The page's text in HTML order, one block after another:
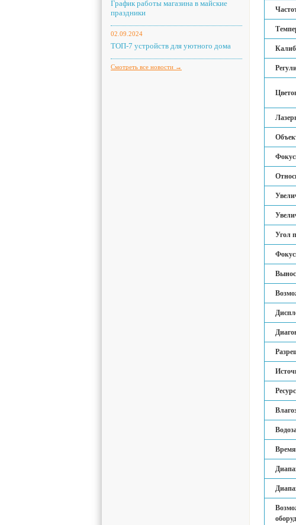
График работы магазина в майские
праздники
02.09.2024
ТОП-7 устройств для уютного дома
Смотреть все новости →
Угол
Вынос
Время